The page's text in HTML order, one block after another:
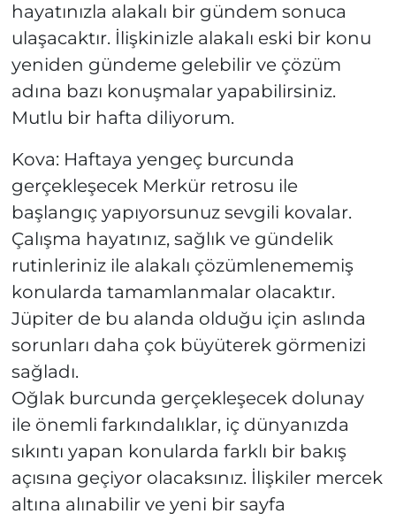
hayatınızla alakalı bir gündem sonuca
ulaşacaktır. İlişkinizle alakalı eski bir konu
yeniden gündeme gelebilir ve çözüm
adına bazı konuşmalar yapabilirsiniz.
Mutlu bir hafta diliyorum.
Kova: Haftaya yengeç burcunda
gerçekleşecek Merkür retrosu ile
başlangıç yapıyorsunuz sevgili kovalar.
Çalışma hayatınız, sağlık ve gündelik
rutinleriniz ile alakalı çözümlenememiş
konularda tamamlanmalar olacaktır.
Jüpiter de bu alanda olduğu için aslında
sorunları daha çok büyüterek görmenizi
sağladı.
Oğlak burcunda gerçekleşecek dolunay
ile önemli farkındalıklar, iç dünyanızda
sıkıntı yapan konularda farklı bir bakış
açısına geçiyor olacaksınız. İlişkiler mercek
altına alınabilir ve yeni bir sayfa